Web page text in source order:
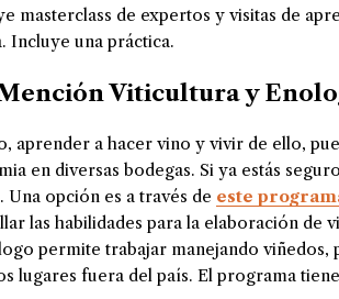
masterclass de expertos y visitas de
Incluye una práctica.
Viticultura y
aprender a hacer vino y vivir de ello,
en diversas bodegas. Si ya estás
opción es a través de este
las habilidades para la elaboración de
permite trabajar manejando viñedos,
lugares fuera del país. El programa